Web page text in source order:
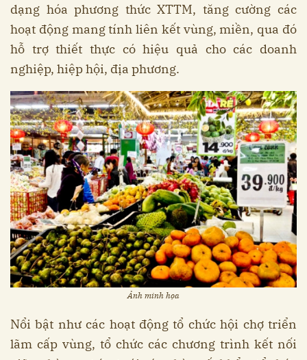
dạng hóa phương thức XTTM, tăng cường các
hoạt động mang tính liên kết vùng, miền, qua đó
hỗ trợ thiết thực có hiệu quả cho các doanh
nghiệp, hiệp hội, địa phương.
Ảnh minh họa
Nổi bật như các hoạt động tổ chức hội chợ triển
lãm cấp vùng, tổ chức các chương trình kết nối